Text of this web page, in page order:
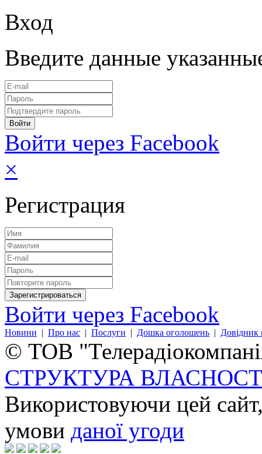
Вход
Введите данные
Войти через Facebook
×
Регистрация
Войти через Facebook
Новини | Про нас | Послуги | Дошка оголошень | Довідник
© ТОВ
СТРУКТУРА
Використовуючи цей
умови даної угоди